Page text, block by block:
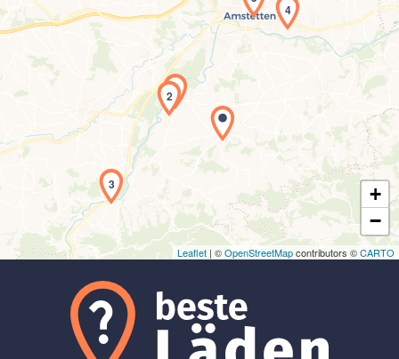
Laden der Karte...
1
2
3
4
+
−
Leaflet | ©OpenStreetMapcontributors ©CARTO